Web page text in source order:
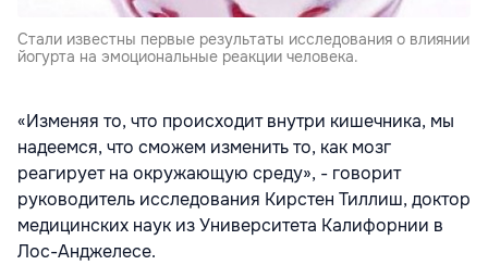
Стали известны первые результаты исследования о влиянии
йогурта на эмоциональные реакции человека.
«Изменяя то, что происходит внутри кишечника, мы
надеемся, что сможем изменить то, как мозг
реагирует на окружающую среду», - говорит
руководитель исследования Кирстен Тиллиш, доктор
медицинских наук из Университета Калифорнии в
Лос-Анджелесе.